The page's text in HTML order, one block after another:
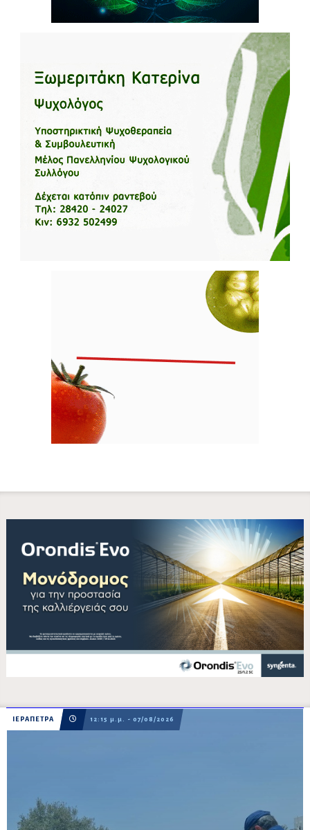
ΙΕΡΑΠΕΤΡΑ 12:15 μ.μ. - 07/08/2026